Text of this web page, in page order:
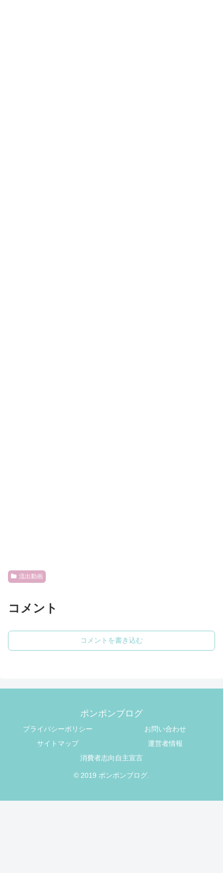
流出動画
コメント
コメントを書き込む
ポンポンブログ
プライバシーポリシー
お問い合わせ
サイトマップ
運営者情報
消費者志向自主宣言
© 2019 ポンポンブログ.